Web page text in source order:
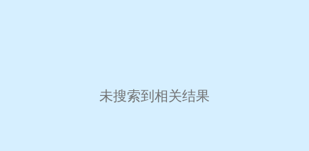
未搜索到相关结果